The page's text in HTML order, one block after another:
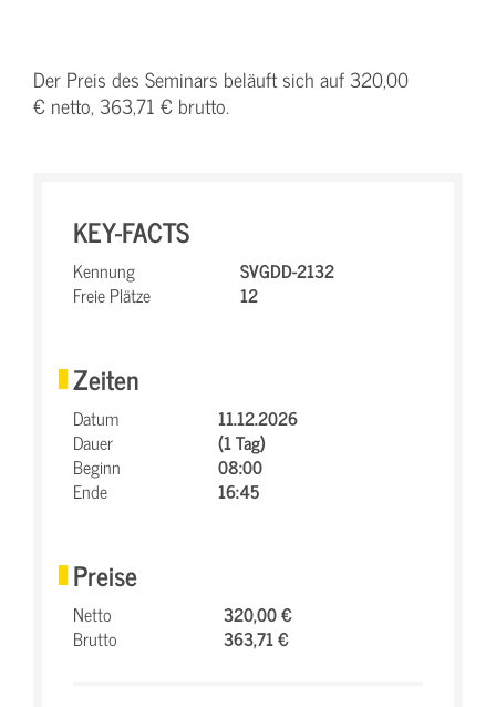
Der Preis des Seminars beläuft sich auf 320,00
€ netto, 363,71 € brutto.
KEY-FACTS
Kennung
SVGDD-2132
Freie Plätze
12
Zeiten
Datum
11.12.2026
Dauer
(1 Tag)
Beginn
08:00
Ende
16:45
Preise
Netto
320,00 €
Brutto
363,71 €